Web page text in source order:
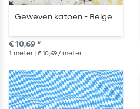
Geweven katoen - Beige
€ 10,69 *
1 meter | € 10,69 / meter